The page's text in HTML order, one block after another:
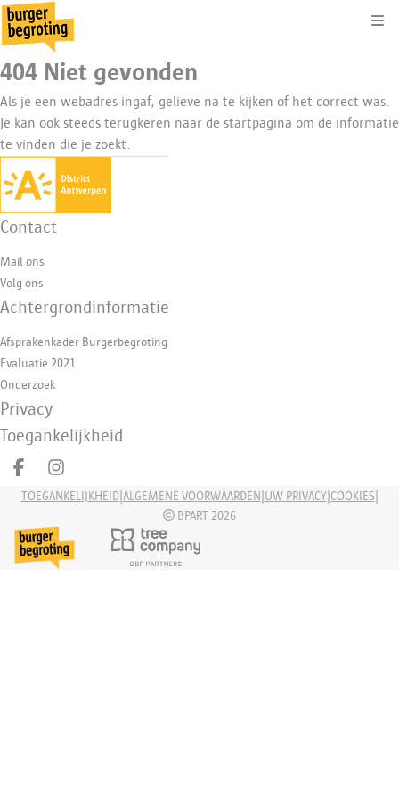
404 Niet gevonden
Als je een webadres ingaf, gelieve na te kijken of het correct was.
Je kan ook steeds terugkeren naar de startpagina om de informatie
te vinden die je zoekt.
Contact
Mail ons
Volg ons
Achtergrondinformatie
Afsprakenkader Burgerbegroting
Evaluatie 2021
Onderzoek
Privacy
Toegankelijkheid
Deel op facebook
Deel op Instagram
TOEGANKELIJKHEID| ALGEMENE VOORWAARDEN UW PRIVACY| COOKIES|
BPART 2026